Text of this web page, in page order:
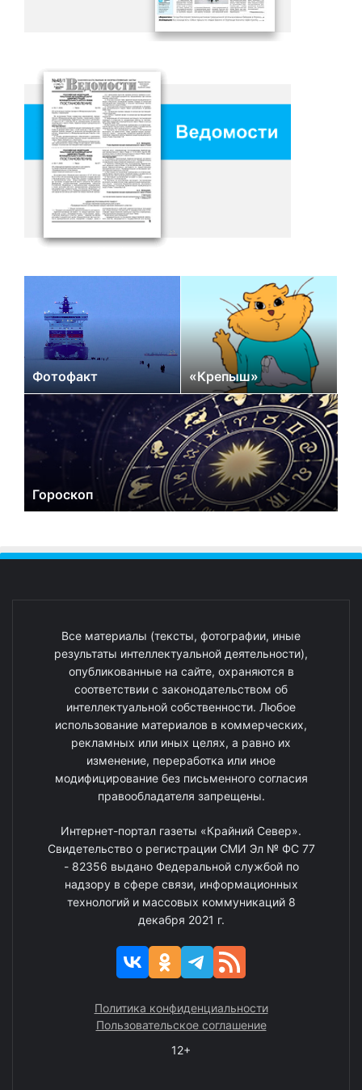
Фотофакт «Крепыш»
Гороскоп
Все материалы (тексты, фотографии, иные
результаты интеллектуальной деятельности),
опубликованные на сайте, охраняются в
соответствии с законодательством об
интеллектуальной собственности. Любое
использование материалов в коммерческих,
рекламных или иных целях, а равно их
изменение, переработка или иное
модифицирование без письменного согласия
правообладателя запрещены.
Интернет-портал газеты «Крайний Север».
Свидетельство о регистрации СМИ Эл № ФС 77
- 82356 выдано Федеральной службой по
надзору в сфере связи, информационных
технологий и массовых коммуникаций 8
декабря 2021 г.
Политика конфиденциальности
Пользовательское соглашение
12+